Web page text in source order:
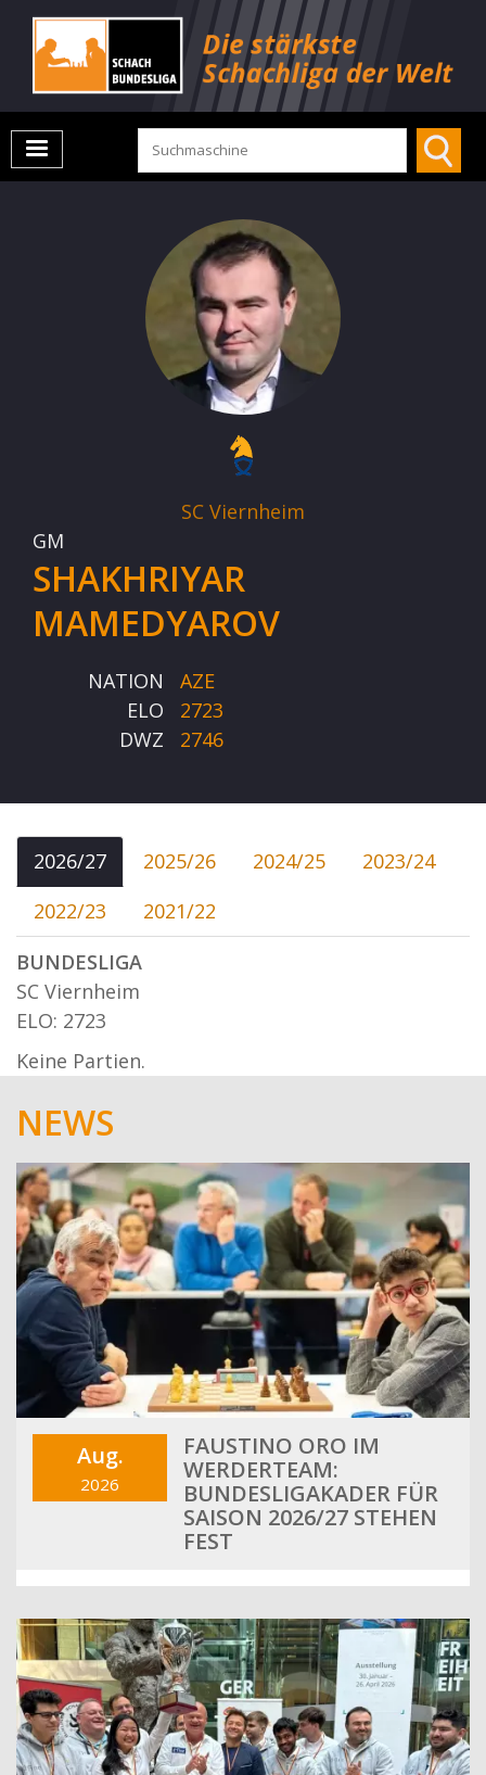
SC Viernheim
GM
SHAKHRIYAR
MAMEDYAROV
NATION
AZE
ELO
2723
DWZ
2746
2026/27 2025/26 2024/25
2023/24
2022/23
2021/22
BUNDESLIGA
SC Viernheim
ELO: 2723
Keine Partien.
NEWS
Aug.
2026
FAUSTINO ORO IM
WERDERTEAM:
BUNDESLIGAKADER FÜR
SAISON 2026/27 STEHEN
FEST